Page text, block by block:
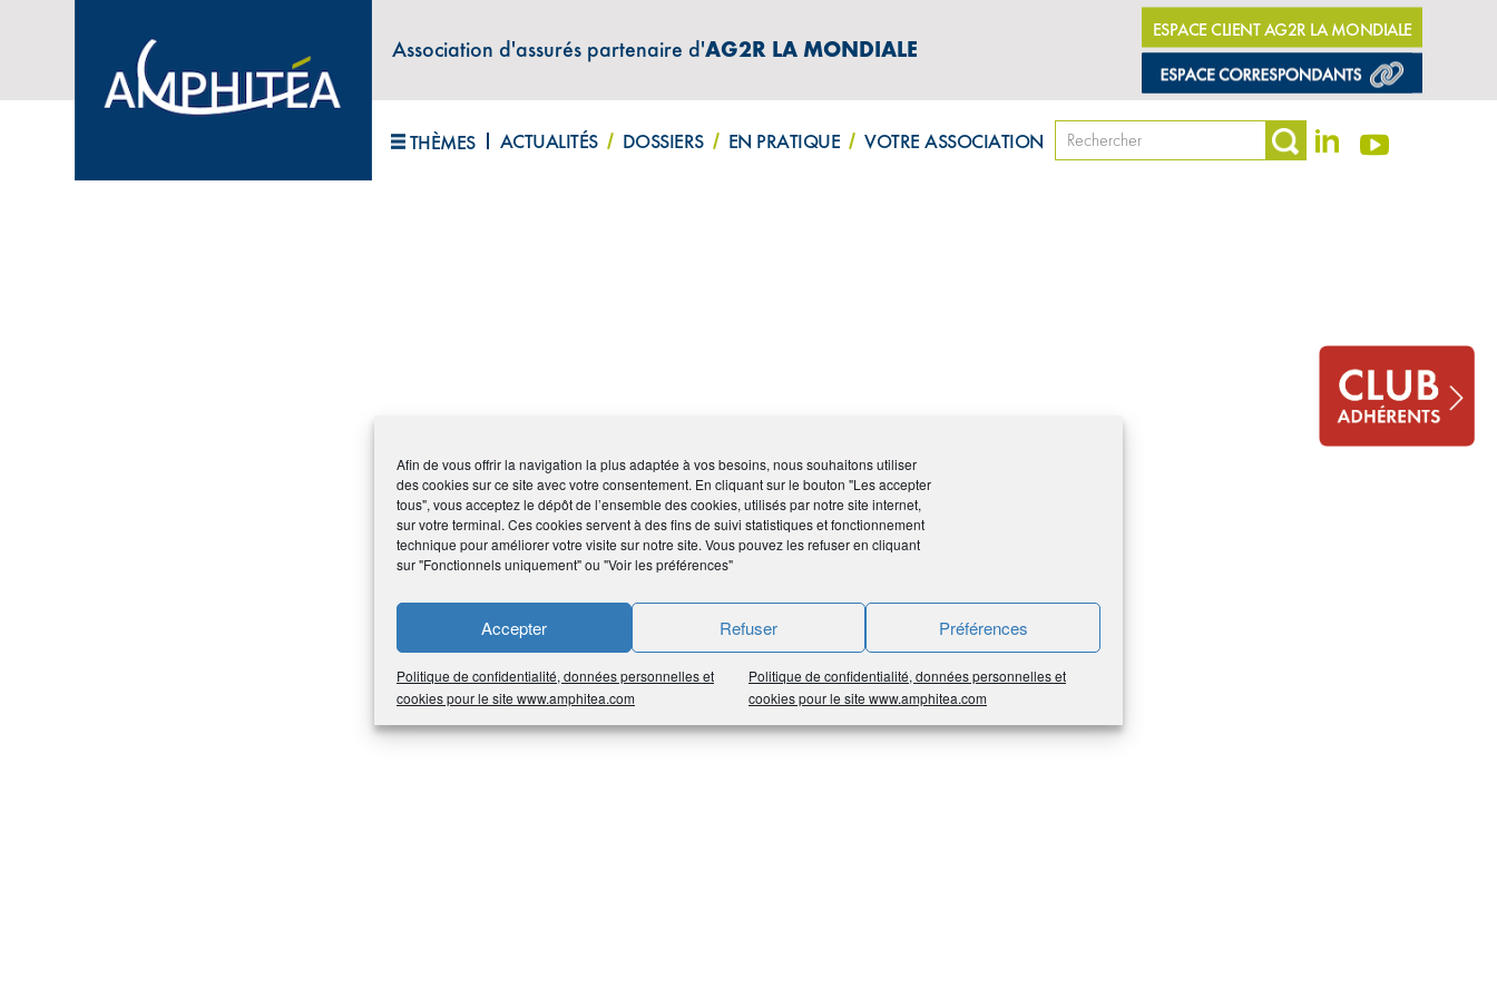
Afin de vous offrir la navigation la plus adaptée à vos besoins, nous souhaitons utiliser
des cookies sur ce site avec votre consentement. En cliquant sur le bouton "Les accepter
tous", vous acceptez le dépôt de l’ensemble des cookies, utilisés par notre site internet,
sur votre terminal. Ces cookies servent à des fins de suivi statistiques et fonctionnement
technique pour améliorer votre visite sur notre site. Vous pouvez les refuser en cliquant
sur "Fonctionnels uniquement" ou "Voir les préférences"
Accepter Refuser Préférences
Politique de confidentialité, données personnelles et
cookies pour le site www.amphitea.com
Politique de confidentialité, données personnelles et
cookies pour le site www.amphitea.com
Association d'assurés partenaire d'AG2R LA MONDIALE
ESPACE CLIENT AG2R LA MONDIALE
THÈMES ACTUALITÉS DOSSIERS EN PRATIQUE VOTRE ASSOCIATION
Contact Lettre d'informations Mentions légales Politique de confidentialité ©Amphitea, Tous droits réservés